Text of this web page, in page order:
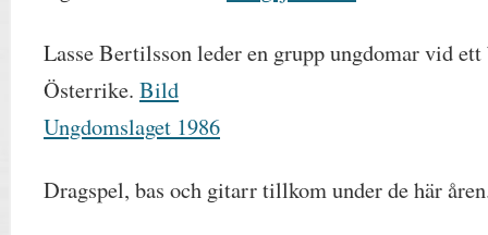
Lasse Bertilsson leder en grupp ungdomar vid
Österrike. Bild
Ungdomslaget 1986
Dragspel, bas och gitarr tillkom under de här